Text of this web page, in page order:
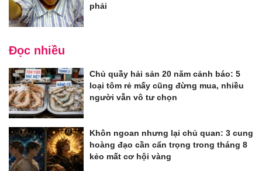
phải
Đọc nhiều
Chủ quầy hải sản 20 năm cảnh báo: 5
loại tôm rẻ mấy cũng đừng mua, nhiều
người vẫn vô tư chọn
Khôn ngoan nhưng lại chủ quan: 3 cung
hoàng đạo cần cẩn trọng trong tháng 8
kẻo mất cơ hội vàng